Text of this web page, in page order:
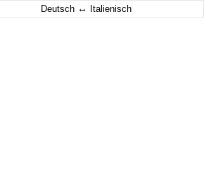
Deutsch ↔ Italienisch